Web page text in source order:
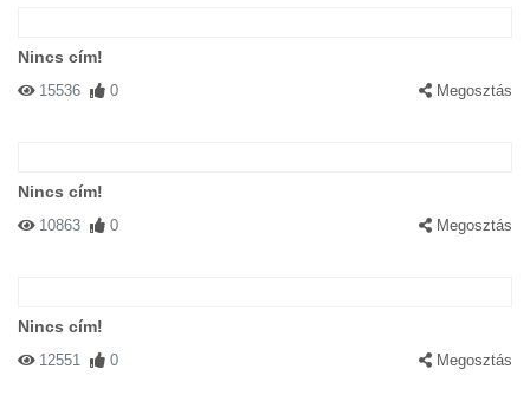
Nincs cím!
15536 0 Megosztás
Nincs cím!
10863 0 Megosztás
Nincs cím!
12551 0 Megosztás